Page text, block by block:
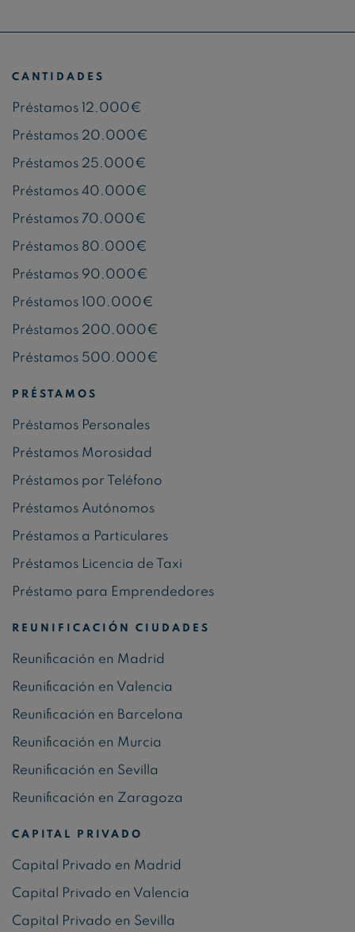
CANTIDADES
Préstamos 12.000€
Préstamos 20.000€
Préstamos 25.000€
Préstamos 40.000€
Préstamos 70.000€
Préstamos 80.000€
Préstamos 90.000€
Préstamos 100.000€
Préstamos 200.000€
Préstamos 500.000€
PRÉSTAMOS
Préstamos Personales
Préstamos Morosidad
Préstamos por Teléfono
Préstamos Autónomos
Préstamos a Particulares
Préstamos Licencia de Taxi
Préstamo para Emprendedores
REUNIFICACIÓN CIUDADES
Reunificación en Madrid
Reunificación en Valencia
Reunificación en Barcelona
Reunificación en Murcia
Reunificación en Sevilla
Reunificación en Zaragoza
CAPITAL PRIVADO
Capital Privado en Madrid
Capital Privado en Valencia
Capital Privado en Sevilla